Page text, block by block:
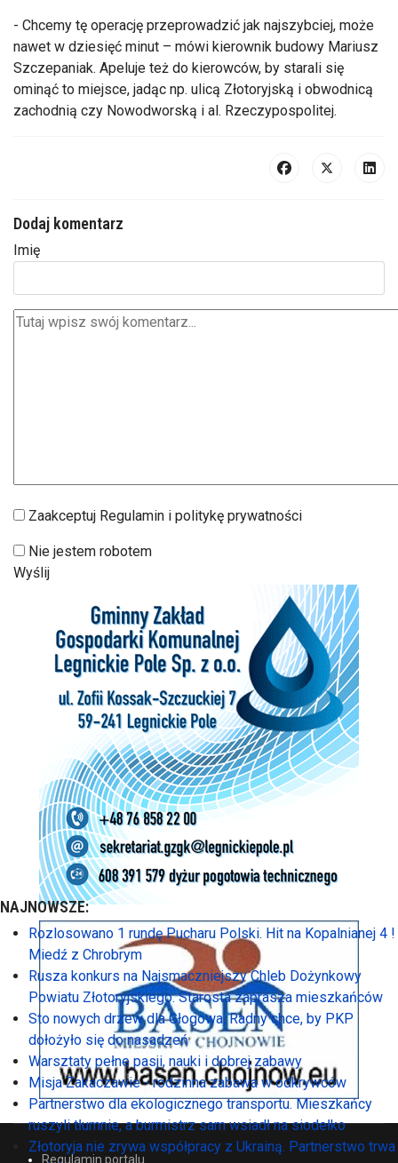
- Chcemy tę operację przeprowadzić jak najszybciej, może
nawet w dziesięć minut – mówi kierownik budowy Mariusz
Szczepaniak. Apeluje też do kierowców, by starali się
ominąć to miejsce, jadąc np. ulicą Złotoryjską i obwodnicą
zachodnią czy Nowodworską i al. Rzeczypospolitej.
Dodaj komentarz
Imię
Zaakceptuj Regulamin i politykę prywatności
Nie jestem robotem
Wyślij
Regulamin portalu
NAJNOWSZE:
Rozlosowano 1 rundę Pucharu Polski. Hit na Kopalnianej 4 !
Miedź z Chrobrym
Rusza konkurs na Najsmaczniejszy Chleb Dożynkowy
Powiatu Złotoryjskiego. Starosta zaprasza mieszkańców
Sto nowych drzew dla Głogowa. Radny chce, by PKP
dołożyło się do nasadzeń
Warsztaty pełne pasji, nauki i dobrej zabawy
Misja Zakaczawie - rodzinna zabawa w odkrywców
Partnerstwo dla ekologicznego transportu. Mieszkańcy
ruszyli tłumnie, a burmistrz sam wsiadł na siodełko
Złotoryja nie zrywa współpracy z Ukrainą. Partnerstwo trwa